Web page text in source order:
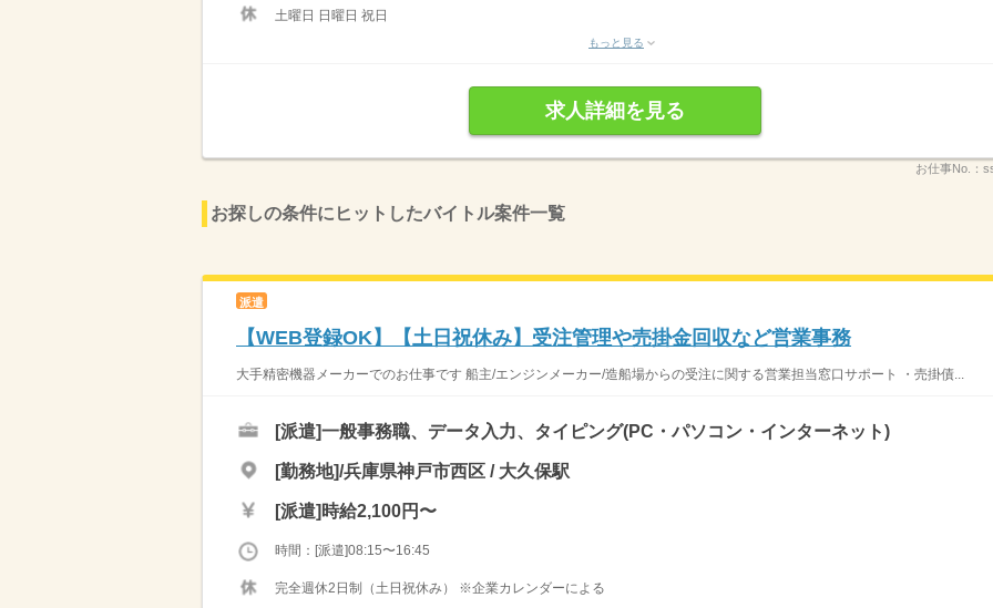
土曜日 日曜日 祝日
もっと見る
求人詳細を見る
お仕事No.：
お探しの条件にヒットしたバイトル案件一覧
派遣
【WEB登録OK】【土日祝休み】受注管理や売掛金回収など営業事務
大手精密機器メーカーでのお仕事です 船主/エンジンメーカー/造船場からの受注に関する営業担当窓口サポート ・売掛債...
[派遣]一般事務職、データ入力、タイピング(PC・パソコン・インターネット)
[勤務地]/兵庫県神戸市西区 / 大久保駅
[派遣]時給2,100円〜
時間：[派遣]08:15〜16:45
完全週休2日制（土日祝休み） ※企業カレンダーによる